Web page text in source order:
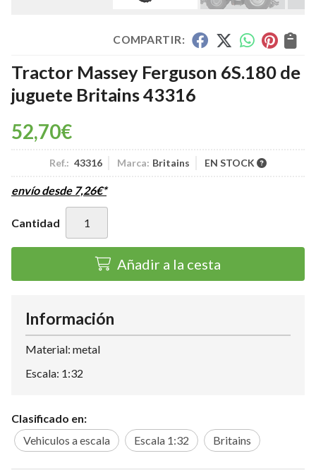
COMPARTIR:
Tractor Massey Ferguson 6S.180 de
juguete Britains 43316
52,70€
Ref.: 43316 Marca: Britains EN STOCK
envío desde 7,26€*
Cantidad
Añadir a la cesta
Información
Material: metal
Escala: 1:32
Clasificado en:
Vehiculos a escala
Escala 1:32 Britains